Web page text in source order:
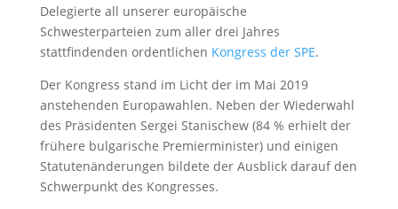
Delegierte all unserer europäische
Schwesterparteien zum aller drei Jahres
stattfindenden ordentlichen Kongress der SPE.
Der Kongress stand im Licht der im Mai 2019
anstehenden Europawahlen. Neben der Wiederwahl
des Präsidenten Sergei Stanischew (84 % erhielt der
frühere bulgarische Premierminister) und einigen
Statutenänderungen bildete der Ausblick darauf den
Schwerpunkt des Kongresses.